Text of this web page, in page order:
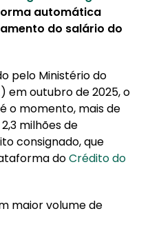
automática
do salário do
pelo Ministério do
) em outubro de 2025, o
o momento, mais de
milhões de
consignado, que
doCrédito do
maior volume de